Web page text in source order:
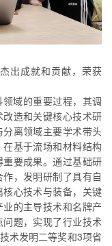
出成就和贡献，荣获
域的重要过程，其调
造和关键核心技术研
离领域主要学术带头
基于流场和材料结构
要成果。通过基础研
，发明研制了具有自
心技术与装备，关键
的主导技术和名牌产
题，实现了行业技术
术发明二等奖和3项省